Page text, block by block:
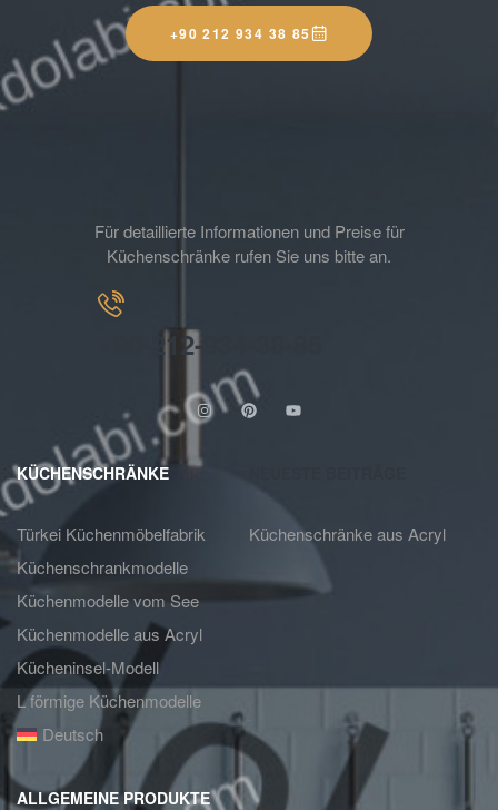
+90 212 934 38 85
Für detaillierte Informationen und Preise für
Küchenschränke rufen Sie uns bitte an.
+90-212-934-38-85
KÜCHENSCHRÄNKE
Türkei Küchenmöbelfabrik
Küchenschrankmodelle
Küchenmodelle vom See
Küchenmodelle aus Acryl
Kücheninsel-Modell
L förmige Küchenmodelle
Deutsch
Küchenschränke aus Acryl
ALLGEMEINE PRODUKTE